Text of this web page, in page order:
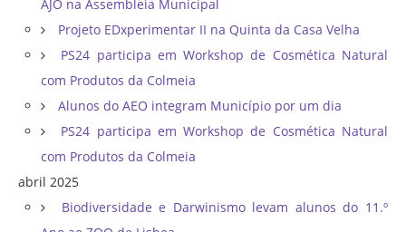
AJO na Assembleia Municipal
Projeto EDxperimentar II na Quinta da Casa Velha
PS24 participa em Workshop de Cosmética Natural
com Produtos da Colmeia
Alunos do AEO integram Município por um dia
PS24 participa em Workshop de Cosmética Natural
com Produtos da Colmeia
abril 2025
Biodiversidade e Darwinismo levam alunos do 11.º